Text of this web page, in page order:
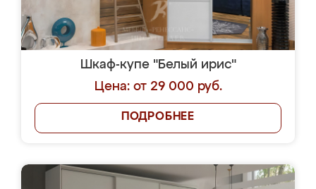
Шкаф-купе "Белый ирис"
Цена: от 29 000 руб.
ПОДРОБНЕЕ